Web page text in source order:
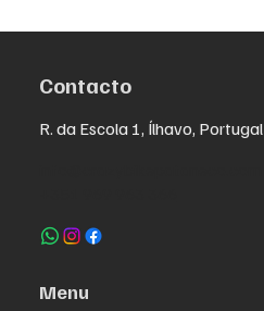
Contacto
R. da Escola 1, Ílhavo, Portugal
Menu